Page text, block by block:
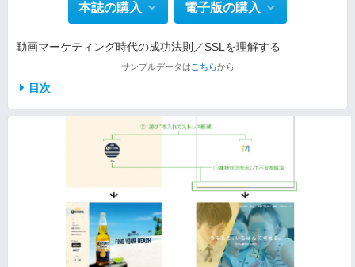
本誌の購入 電子版の購入
動画マーケティング時代の成功法則／SSLを理解する
サンプルデータは こちらから
目次